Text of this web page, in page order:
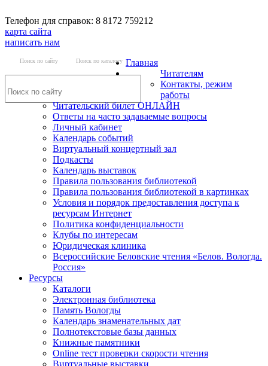
Телефон для справок: 8 8172 759212
карта сайта
написать нам
Поиск по сайту Поиск по каталогу Главная
Читателям
Контакты, режим
работы
Читательский билет ОНЛАЙН
Ответы на часто задаваемые вопросы
Личный кабинет
Календарь событий
Виртуальный концертный зал
Подкасты
Календарь выставок
Правила пользования библиотекой
Правила пользования библиотекой в картинках
Условия и порядок предоставления доступа к
ресурсам Интернет
Политика конфиденциальности
Клубы по интересам
Юридическая клиника
Всероссийские Беловские чтения «Белов. Вологда.
Россия»
Ресурсы
Каталоги
Электронная библиотека
Память Вологды
Календарь знаменательных дат
Полнотекстовые базы данных
Книжные памятники
Online тест проверки скорости чтения
Виртуальные выставки